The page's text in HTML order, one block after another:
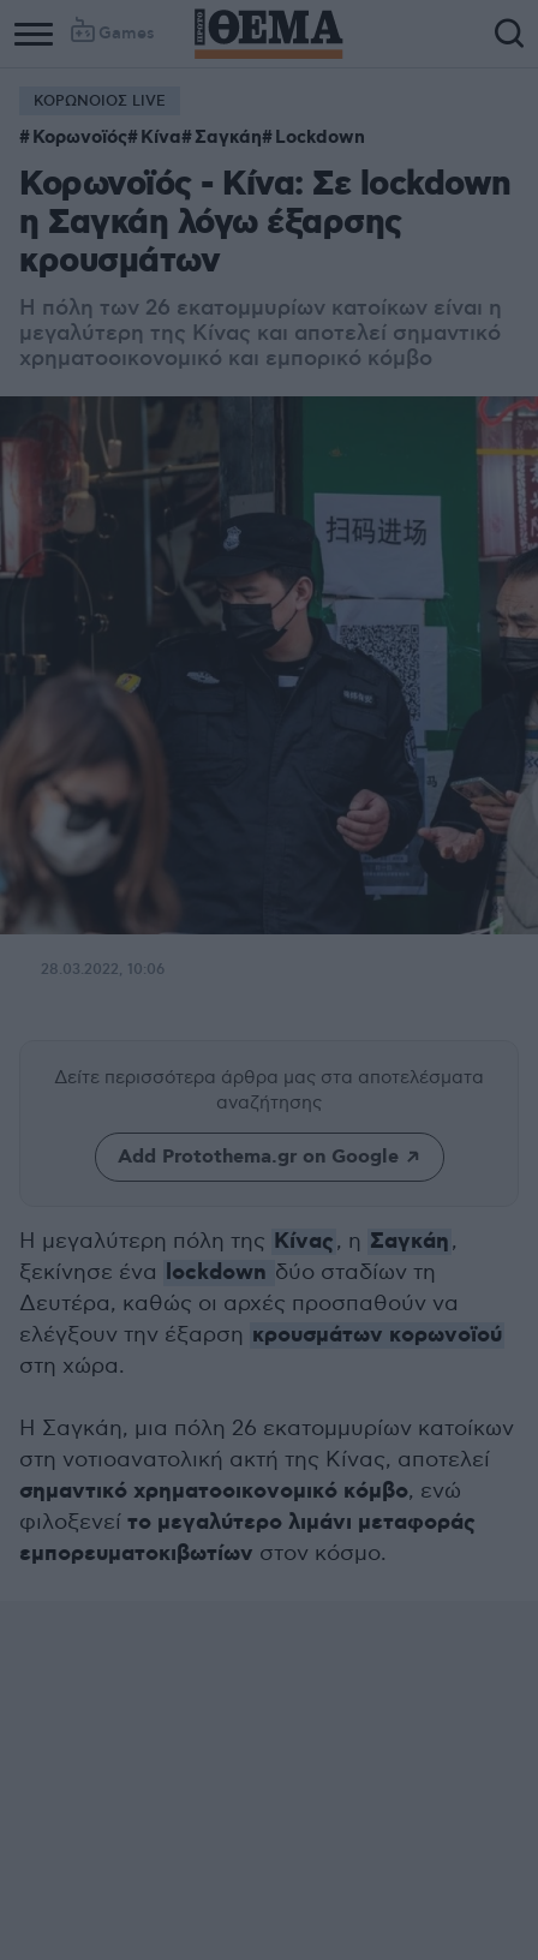
Games
ΚΟΡΩΝΟΙΟΣ LIVE
Κορωνοϊός Κίνα Σαγκάη Lockdown
Κορωνοϊός - Κίνα: Σε lockdown
η Σαγκάη λόγω έξαρσης
κρουσμάτων
Η πόλη των 26 εκατομμυρίων κατοίκων είναι η
μεγαλύτερη της Κίνας και αποτελεί σημαντικό
χρηματοοικονομικό και εμπορικό κόμβο
28.03.2022, 10:06
Δείτε περισσότερα άρθρα μας στα αποτελέσματα
αναζήτησης
Add Protothema.gr on Google
Η μεγαλύτερη πόλη της Κίνας, η Σαγκάη,
ξεκίνησε ένα lockdown δύο σταδίων τη
Δευτέρα, καθώς οι αρχές προσπαθούν να
ελέγξουν την έξαρση κρουσμάτων κορωνοϊού
στη χώρα.
Η Σαγκάη, μια πόλη 26 εκατομμυρίων κατοίκων
στη νοτιοανατολική ακτή της Κίνας, αποτελεί
σημαντικό χρηματοοικονομικό κόμβο, ενώ
φιλοξενεί το μεγαλύτερο λιμάνι μεταφοράς
εμπορευματοκιβωτίων στον κόσμο.